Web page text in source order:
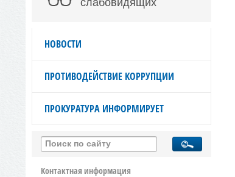
НОВОСТИ
ПРОТИВОДЕЙСТВИЕ КОРРУПЦИИ
ПРОКУРАТУРА ИНФОРМИРУЕТ
Контактная информация